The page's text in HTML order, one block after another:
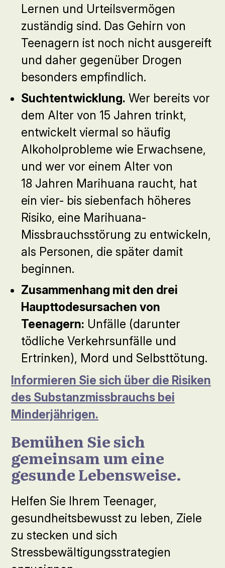
Lernen und Urteilsvermögen
zuständig sind. Das Gehirn von
Teenagern ist noch nicht ausgereift
und daher gegenüber Drogen
besonders empfindlich.
Suchtentwicklung. Wer bereits vor
dem Alter von 15 Jahren trinkt,
entwickelt viermal so häufig
Alkoholprobleme wie Erwachsene,
und wer vor einem Alter von
18 Jahren Marihuana raucht, hat
ein vier- bis siebenfach höheres
Risiko, eine Marihuana-
Missbrauchsstörung zu entwickeln,
als Personen, die später damit
beginnen.
Zusammenhang mit den drei
Haupttodesursachen von
Teenagern: Unfälle (darunter
tödliche Verkehrsunfälle und
Ertrinken), Mord und Selbsttötung.
Informieren Sie sich über die Risiken
des Substanzmissbrauchs bei
Minderjährigen.
Bemühen Sie sich
gemeinsam um eine
gesunde Lebensweise.
Helfen Sie Ihrem Teenager,
gesundheitsbewusst zu leben, Ziele
zu stecken und sich
Stressbewältigungsstrategien